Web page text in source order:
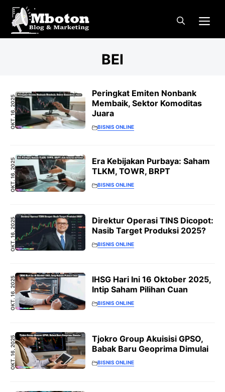
Langsung
BEI
OKT. 16, 2025
Peringkat Emiten Nonbank
Membaik, Sektor Komoditas
Juara
BISNIS ONLINE
OKT. 16, 2025
Era Kebijakan Purbaya: Saham
TLKM, TOWR, BRPT
BISNIS ONLINE
OKT. 16, 2025
Direktur Operasi TINS Dicopot:
Nasib Target Produksi 2025?
BISNIS ONLINE
OKT. 16, 2025
IHSG Hari Ini 16 Oktober 2025,
Intip Saham Pilihan Cuan
BISNIS ONLINE
OKT. 16, 2025
Tjokro Group Akuisisi GPSO,
Babak Baru Geoprima Dimulai
BISNIS ONLINE